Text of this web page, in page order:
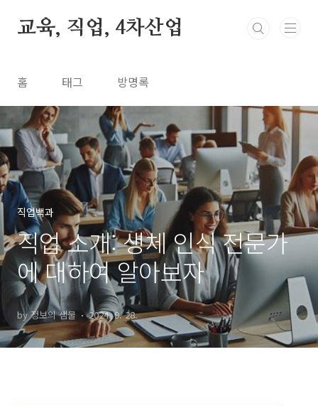
교육, 직업, 4차산업
홈 태그 방명록
직업백과
직업 소개: 생체 인식 전문가
에 대하여 알아보자
by 정보의 샘물 2024. 9. 28.